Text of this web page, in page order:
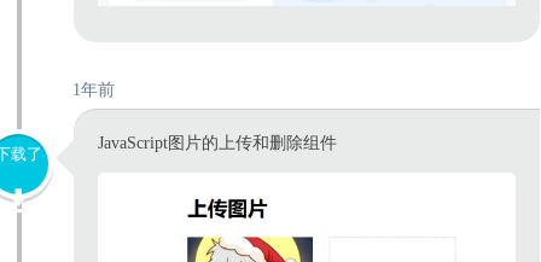
1年前
载了
JavaScript图片的上传和删除组件